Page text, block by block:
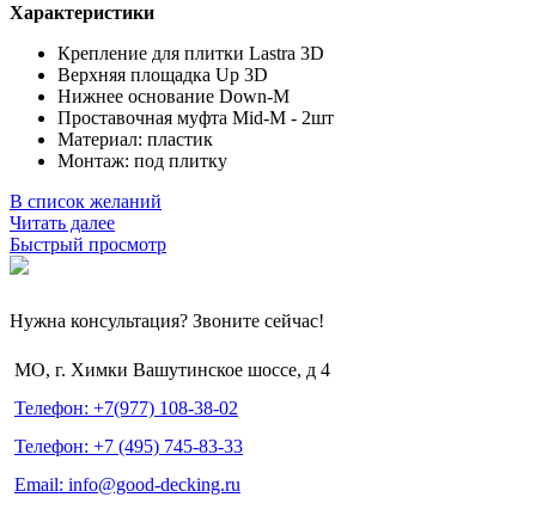
Характеристики
Крепление для плитки Lastra 3D
Верхняя площадка Up 3D
Нижнее основание Down-M
Проставочная муфта Mid-M - 2шт
Материал: пластик
Монтаж: под плитку
В список желаний
Читать далее
Быстрый просмотр
Нужна консультация? Звоните сейчас!
МО, г. Химки Вашутинское шоссе, д 4
Телефон: +7(977) 108-38-02
Телефон: +7 (495) 745-83-33
Email: info@good-decking.ru